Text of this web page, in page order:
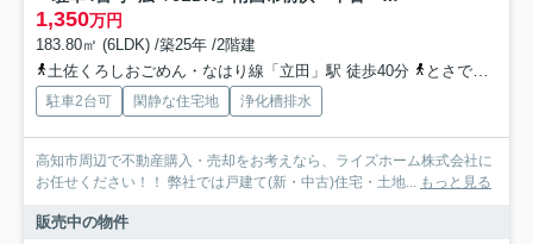
1,350万円
183.80㎡ (6LDK) /築25年 /2階建
土佐くろしおごめん・なはり線「立田」駅 徒歩40分
とさでん交通「下田村」バス停下車 徒歩3分
駐車2台可 閑静な住宅地 浄化槽排水
高知市周辺で不動産購入・売却をお考えなら、ライズホーム株式会社に
お任せください！！ 弊社では戸建て(新・中古)住宅・土地... もっと見る
販売中の物件